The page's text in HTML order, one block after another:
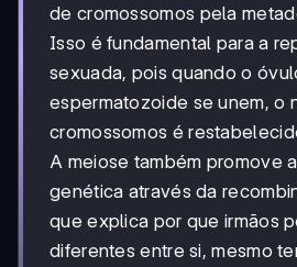
de cromossomos pela
Isso é fundamental para a
sexuada, pois quando o
espermatozoide se unem, o
cromossomos é
A meiose também promove
genética através da
que explica por que irmãos
diferentes entre si, mesmo